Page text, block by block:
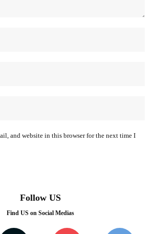
and website in this browser for the next time I
Follow US
Find US on Social Medias